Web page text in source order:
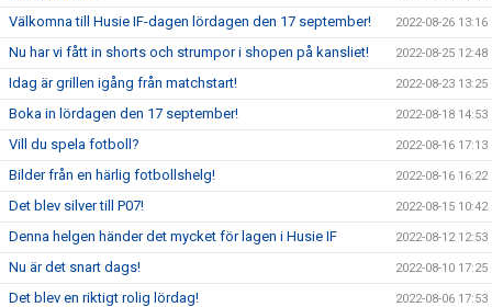
Välkomna till Husie IF-dagen lördagen den 17 september! 2022-08-26 13:16
Nu har vi fått in shorts och strumpor i shopen på kansliet! 2022-08-25 12:48
Idag är grillen igång från matchstart! 2022-08-23 13:25
Boka in lördagen den 17 september! 2022-08-18 14:53
Vill du spela fotboll? 2022-08-16 17:13
Bilder från en härlig fotbollshelg! 2022-08-16 16:22
Det blev silver till P07! 2022-08-15 10:42
Denna helgen händer det mycket för lagen i Husie IF 2022-08-12 12:53
Nu är det snart dags! 2022-08-10 17:25
Det blev en riktigt rolig lördag! 2022-08-06 17:53